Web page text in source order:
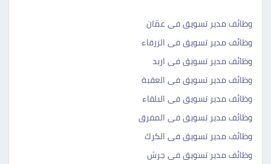
وظائف مدير تسويق فى عمّان
وظائف مدير تسويق فى الزرقاء
وظائف مدير تسويق فى اربد
وظائف مدير تسويق فى العقبة
وظائف مدير تسويق فى البلقاء
وظائف مدير تسويق فى المفرق
وظائف مدير تسويق فى الكرك
وظائف مدير تسويق فى جرش